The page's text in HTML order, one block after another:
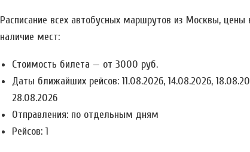
Расписание всех автобусных маршрутов из Москвы,
наличие мест:
Стоимость билета — от 3000 руб.
Даты ближайших рейсов: 11.08.2026, 14.08.2026,
28.08.2026
Отправления: по отдельным дням
Рейсов: 1